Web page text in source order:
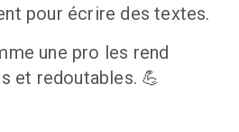
pour écrire des textes.
une pro les rend
et redoutables. 💪